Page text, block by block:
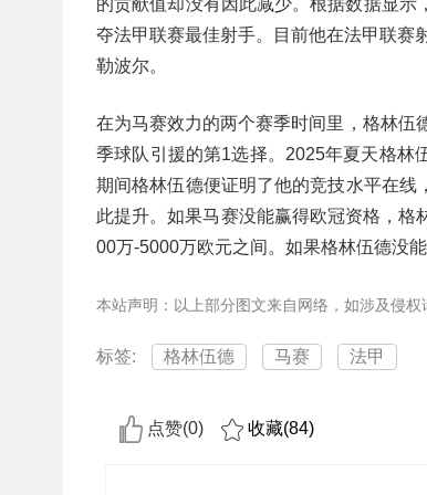
的贡献值却没有因此减少。根据数据显
夺法甲联赛最佳射手。目前他在法甲联赛
勒波尔。
在为马赛效力的两个赛季时间里，格林伍
季球队引援的第1选择。2025年夏天格林
期间格林伍德便证明了他的竞技水平在
此提升。如果马赛没能赢得欧冠资格，
00万-5000万欧元之间。如果格林伍德没
本站声明：以上部分图文来自网络，如涉及侵权
标签: 格林伍德 马赛 法甲
点赞(0) 收藏(84)